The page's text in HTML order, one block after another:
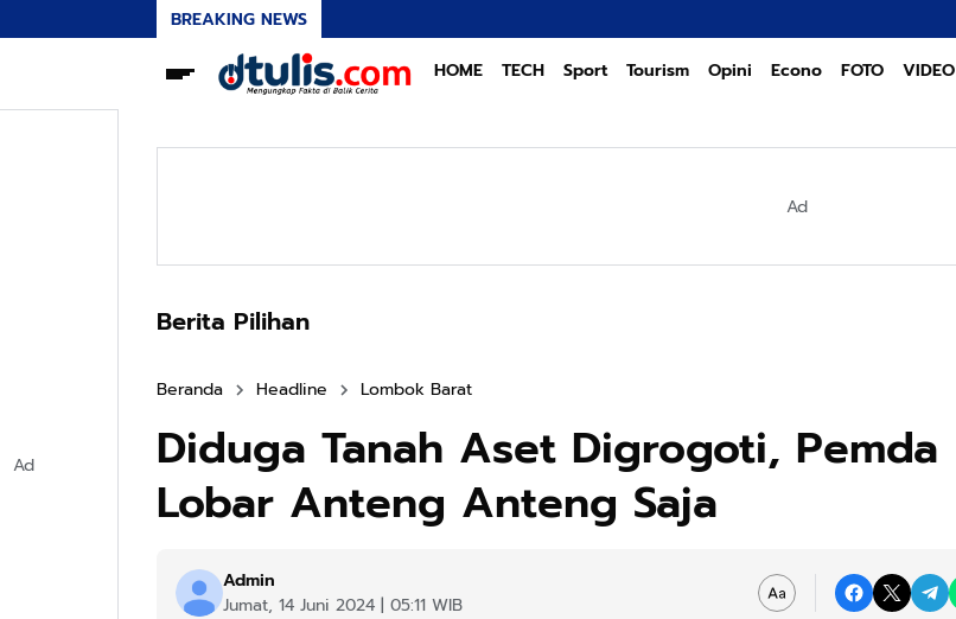
BREAKING NEWS
HOME TECH Sport Tourism Opini Econo FOTO VIDEO
Ad
Berita Pilihan
Beranda Headline Lombok Barat
Diduga Tanah Aset Digrogoti, Pemda
Lobar Anteng Anteng Saja
Admin
Jumat, 14 Juni 2024 | 05:11 WIB
Ad